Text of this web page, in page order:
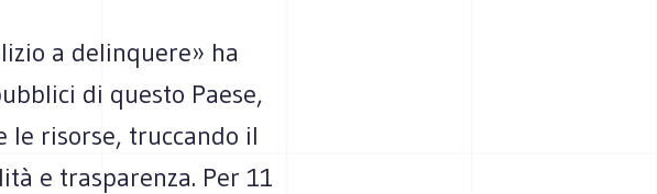
a delinquere» ha
di questo Paese,
le risorse, truccando il
e trasparenza. Per 11